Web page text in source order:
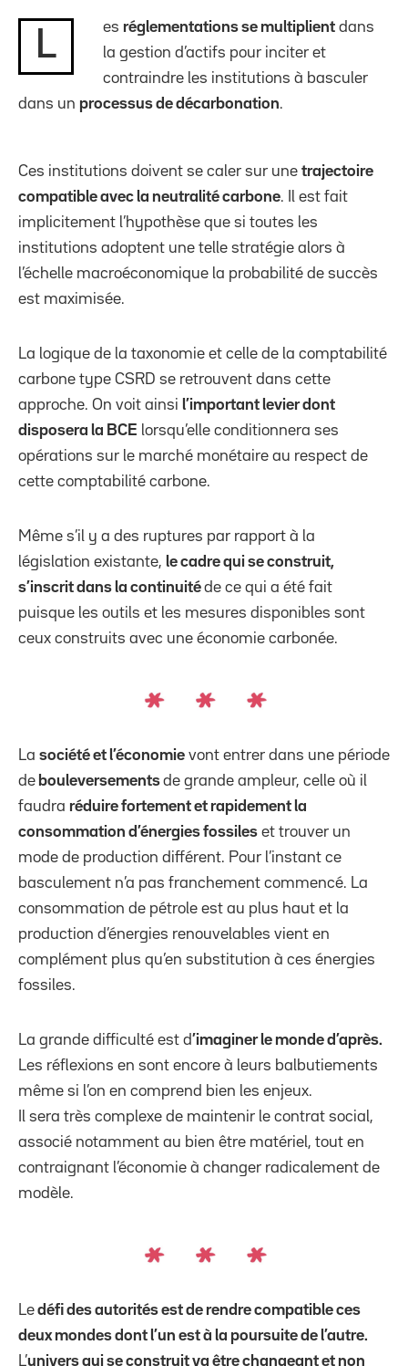
L
es réglementations se multiplient dans
la gestion d’actifs pour inciter et
contraindre les institutions à basculer
dans un processus de décarbonation.
Ces institutions doivent se caler sur une trajectoire
compatible avec la neutralité carbone. Il est fait
implicitement l’hypothèse que si toutes les
institutions adoptent une telle stratégie alors à
l’échelle macroéconomique la probabilité de succès
est maximisée.
La logique de la taxonomie et celle de la comptabilité
carbone type CSRD se retrouvent dans cette
approche. On voit ainsi l’important levier dont
disposera la BCE lorsqu’elle conditionnera ses
opérations sur le marché monétaire au respect de
cette comptabilité carbone.
Même s’il y a des ruptures par rapport à la
législation existante, le cadre qui se construit,
s’inscrit dans la continuitéde ce qui a été fait
puisque les outils et les mesures disponibles sont
ceux construits avec une économie carbonée.
La société et l’économie vont entrer dans une période
de bouleversementsde grande ampleur, celle où il
faudra réduire fortement et rapidement la
consommation d’énergies fossiles et trouver un
mode de production différent. Pour l’instant ce
basculement n’a pas franchement commencé. La
consommation de pétrole est au plus haut et la
production d’énergies renouvelables vient en
complément plus qu’en substitution à ces énergies
fossiles.
La grande difficulté est d’imaginer le monde d’après.
Les réflexions en sont encore à leurs balbutiements
même si l’on en comprend bien les enjeux.
Il sera très complexe de maintenir le contrat social,
associé notamment au bien être matériel, tout en
contraignant l’économie à changer radicalement de
modèle.
Ledéfi des autorités est de rendre compatible ces
deux mondes dont l’un est à la poursuite de l’autre.
L’univers qui se construit va être changeant et non